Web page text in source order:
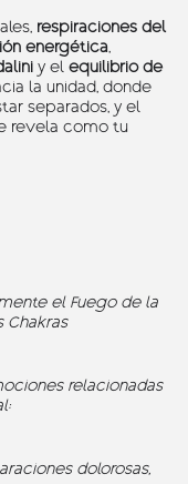
respiraciones del
energética,
y el equilibrio de
la unidad, donde
separados, y el
revela como tu
el Fuego de la
Chakras
relacionadas
dolorosas,